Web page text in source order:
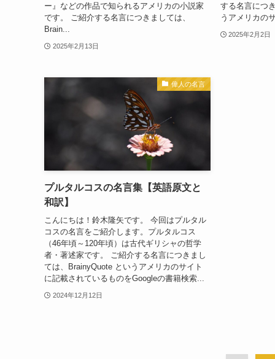
ー』などの作品で知られるアメリカの小説家
です。 ご紹介する名言につきましては、
Brain...
2025年2月13日
する名言につ
うアメリカの
2025年2月2日
偉人の名言
プルタルコスの名言集【英語原文と
和訳】
こんにちは！鈴木隆矢です。 今回はプルタル
コスの名言をご紹介します。プルタルコス
（46年頃～120年頃）は古代ギリシャの哲学
者・著述家です。 ご紹介する名言につきまし
ては、BrainyQuote というアメリカのサイト
に記載されているものをGoogleの書籍検索...
2024年12月12日